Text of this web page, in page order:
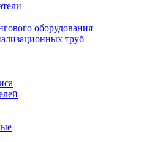
оборудования
труб